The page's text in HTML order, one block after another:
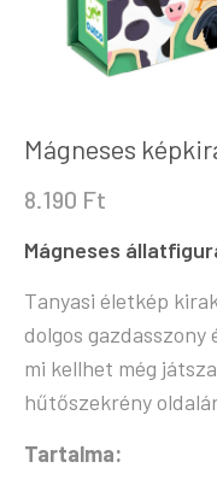
Mágneses
8.190 Ft
Mágneses
Tanyasi életkép
dolgos
mi kellhet még
hűtőszekrény
Tartalma: